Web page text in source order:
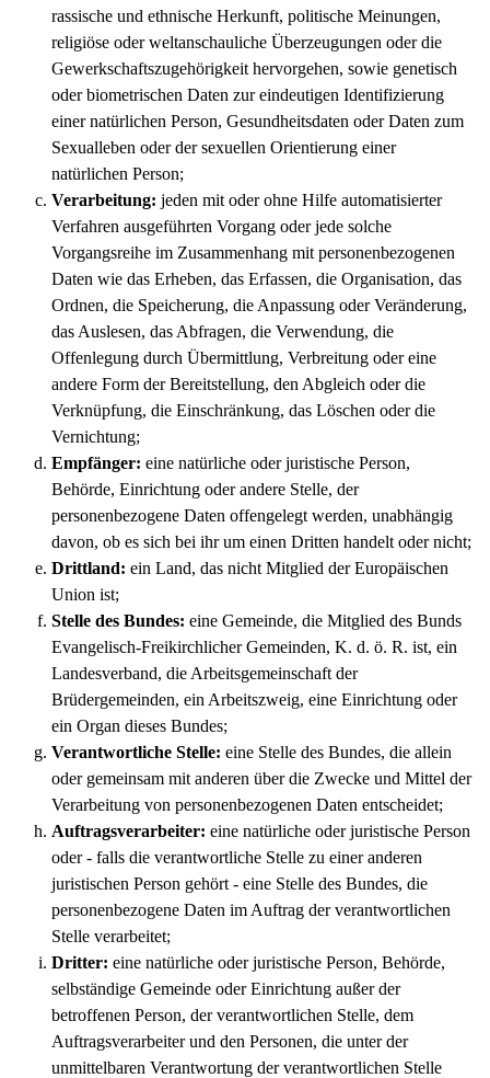
rassische und ethnische Herkunft, politische Meinungen,
religiöse oder weltanschauliche Überzeugungen oder die
Gewerkschaftszugehörigkeit hervorgehen, sowie genetisch
oder biometrischen Daten zur eindeutigen Identifizierung
einer natürlichen Person, Gesundheitsdaten oder Daten zum
Sexualleben oder der sexuellen Orientierung einer
natürlichen Person;
Verarbeitung: jeden mit oder ohne Hilfe automatisierter
Verfahren ausgeführten Vorgang oder jede solche
Vorgangsreihe im Zusammenhang mit personenbezogenen
Daten wie das Erheben, das Erfassen, die Organisation, das
Ordnen, die Speicherung, die Anpassung oder Veränderung,
das Auslesen, das Abfragen, die Verwendung, die
Offenlegung durch Übermittlung, Verbreitung oder eine
andere Form der Bereitstellung, den Abgleich oder die
Verknüpfung, die Einschränkung, das Löschen oder die
Vernichtung;
Empfänger: eine natürliche oder juristische Person,
Behörde, Einrichtung oder andere Stelle, der
personenbezogene Daten offengelegt werden, unabhängig
davon, ob es sich bei ihr um einen Dritten handelt oder nicht;
Drittland: ein Land, das nicht Mitglied der Europäischen
Union ist;
Stelle des Bundes: eine Gemeinde, die Mitglied des Bunds
Evangelisch-Freikirchlicher Gemeinden, K. d. ö. R. ist, ein
Landesverband, die Arbeitsgemeinschaft der
Brüdergemeinden, ein Arbeitszweig, eine Einrichtung oder
ein Organ dieses Bundes;
Verantwortliche Stelle: eine Stelle des Bundes, die allein
oder gemeinsam mit anderen über die Zwecke und Mittel der
Verarbeitung von personenbezogenen Daten entscheidet;
Auftragsverarbeiter: eine natürliche oder juristische Person
oder - falls die verantwortliche Stelle zu einer anderen
juristischen Person gehört - eine Stelle des Bundes, die
personenbezogene Daten im Auftrag der verantwortlichen
Stelle verarbeitet;
Dritter: eine natürliche oder juristische Person, Behörde,
selbständige Gemeinde oder Einrichtung außer der
betroffenen Person, der verantwortlichen Stelle, dem
Auftragsverarbeiter und den Personen, die unter der
unmittelbaren Verantwortung der verantwortlichen Stelle